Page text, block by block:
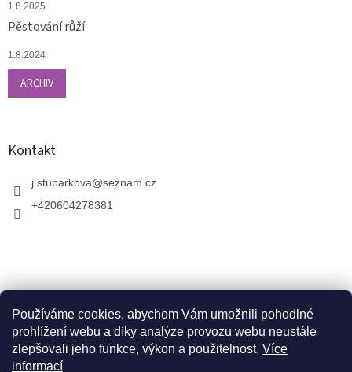
Používáme cookies, abychom Vám umožnili pohodlné
prohlížení webu a díky analýze provozu webu neustále
zlepšovali jeho funkce, výkon a použitelnost. Více
informacíV zahradnictví je možné osobně vybírat stromy a
1.8.2025
Pěstování růží
1.8.2024
ARCHIV
Kontakt
j.stuparkova@seznam.cz
+420604278381